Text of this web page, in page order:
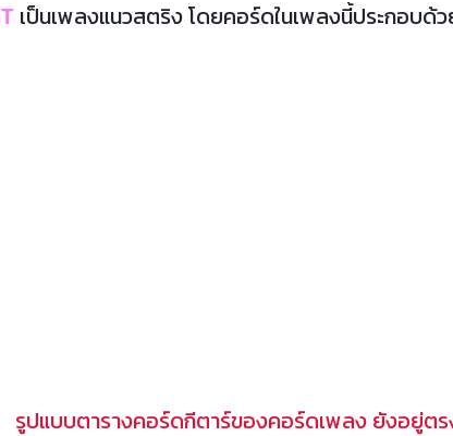
เป็นเพลงแนวสตริง โดยคอร์ดในเพลงนี้ประกอบด้ว
รูปแบบตารางคอร์ดกีตาร์ของคอร์ดเพลง ยังอยู่ต